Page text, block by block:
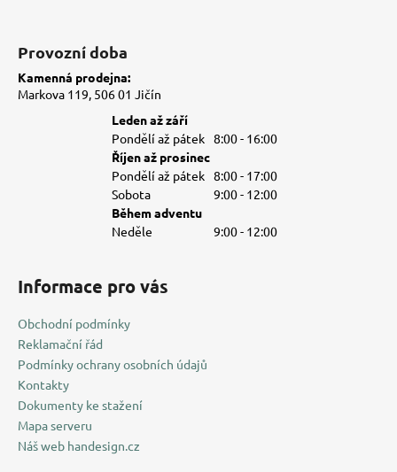
Provozní doba
Kamenná prodejna:
Markova 119, 506 01 Jičín
Leden až září
Pondělí až pátek 8:00 - 16:00
Říjen až prosinec
Pondělí až pátek 8:00 - 17:00
Sobota
9:00 - 12:00
Během adventu
Neděle
9:00 - 12:00
Informace pro vás
Obchodní podmínky
Reklamační řád
Podmínky ochrany osobních údajů
Kontakty
Dokumenty ke stažení
Mapa serveru
Náš web handesign.cz